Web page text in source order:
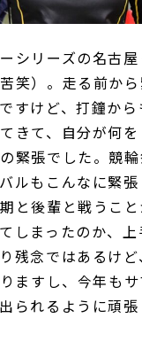
シリーズの名古
笑）。走る前か
すけど、打鐘か
きて、自分が何
緊張でした。競
ルもこんなに緊
と後輩と戦うこ
しまったのか、
残念ではあるけ
ますし、今年も
られるように頑